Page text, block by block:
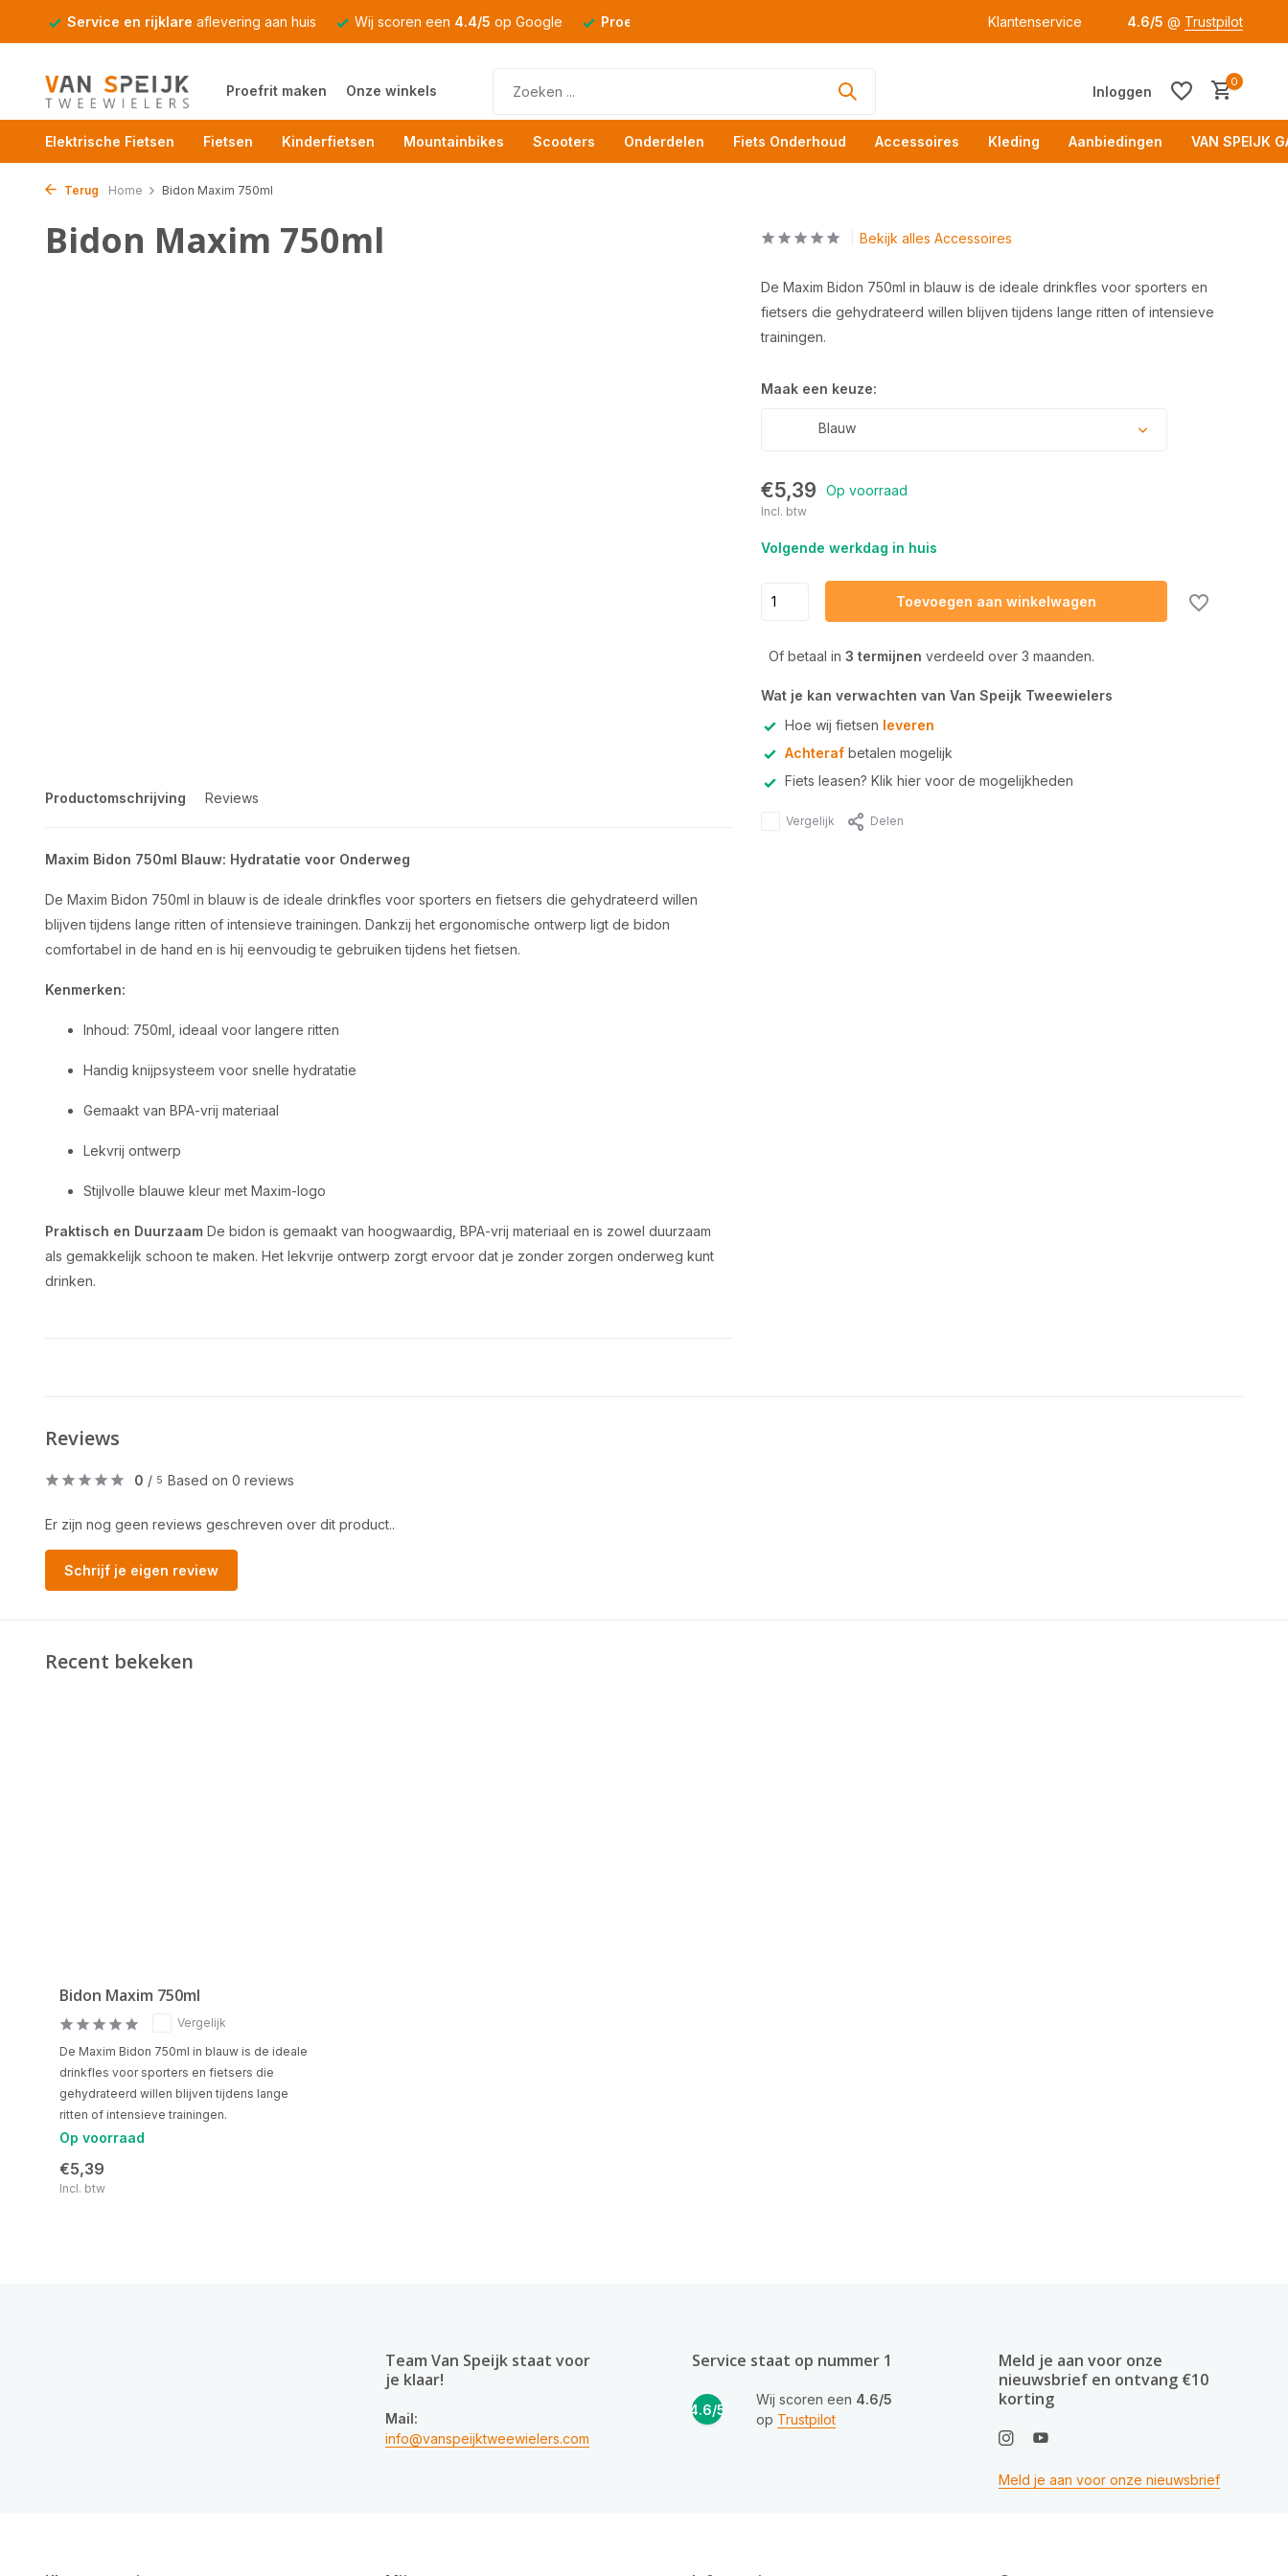
Service en rijklare aflevering aan huis Wij scoren een 4.4/5 op Google Proefrit Klantenservice 4.6/5 @ Trustpilot
Proefrit maken Onze winkels Inloggen
0
Elektrische Fietsen Fietsen Kinderfietsen Mountainbikes Scooters Onderdelen Fiets Onderhoud Accessoires Kleding Aanbiedingen VAN SPEIJK
Terug Home Bidon Maxim 750ml
Bidon Maxim 750ml
Productomschrijving Reviews
Maxim Bidon 750ml Blauw: Hydratatie voor Onderweg
De Maxim Bidon 750ml in blauw is de ideale drinkfles voor sporters en fietsers die gehydrateerd willen
blijven tijdens lange ritten of intensieve trainingen. Dankzij het ergonomische ontwerp ligt de bidon
comfortabel in de hand en is hij eenvoudig te gebruiken tijdens het fietsen.
Kenmerken:
Inhoud: 750ml, ideaal voor langere ritten
Handig knijpsysteem voor snelle hydratatie
Gemaakt van BPA-vrij materiaal
Lekvrij ontwerp
Stijlvolle blauwe kleur met Maxim-logo
Praktisch en Duurzaam De bidon is gemaakt van hoogwaardig, BPA-vrij materiaal en is zowel duurzaam
als gemakkelijk schoon te maken. Het lekvrije ontwerp zorgt ervoor dat je zonder zorgen onderweg kunt
drinken.
Bekijk alles Accessoires
De Maxim Bidon 750ml in blauw is de ideale drinkfles voor sporters en
fietsers die gehydrateerd willen blijven tijdens lange ritten of intensieve
trainingen.
Maak een keuze:
Blauw
€5,39 Op voorraad
Incl. btw
Volgende werkdag in huis
Toevoegen aan winkelwagen
Of betaal in 3 termijnen verdeeld over 3 maanden.
Wat je kan verwachten van Van Speijk Tweewielers
Hoe wij fietsen leveren
Achterafbetalen mogelijk
Fiets leasen? Klik hier voor de mogelijkheden
Vergelijk Delen
Reviews
0 / 5 Based on 0 reviews
Er zijn nog geen reviews geschreven over dit product..
Schrijf je eigen review
Recent bekeken
Bidon Maxim 750ml
Vergelijk
De Maxim Bidon 750ml in blauw is de ideale
drinkfles voor sporters en fietsers die
gehydrateerd willen blijven tijdens lange
ritten of intensieve trainingen.
Op voorraad
€5,39
Incl. btw
Team Van Speijk staat voor
je klaar!
Mail:
info@vanspeijktweewielers.com
Service staat op nummer 1
4.6/5
Wij scoren een 4.6/5
op Trustpilot
Meld je aan voor onze
nieuwsbrief en ontvang €10
korting
Meld je aan voor onze nieuwsbrief